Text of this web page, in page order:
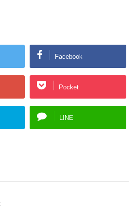
Facebook
Pocket
LINE